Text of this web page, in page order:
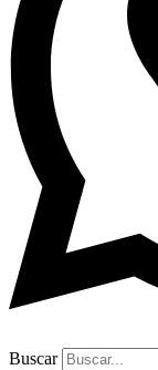
Buscar